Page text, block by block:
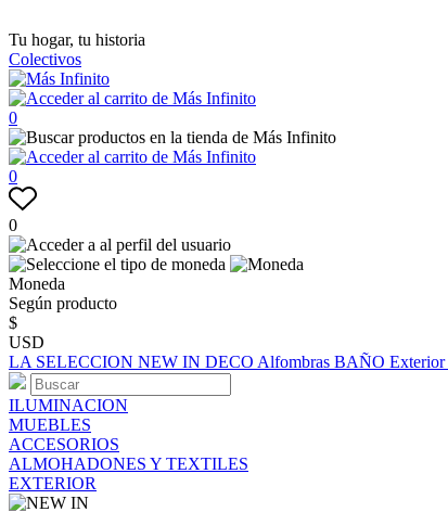
Tu hogar, tu historia
Colectivos
0
0
0
Moneda
Según producto
$
USD
LA SELECCION NEW IN DECO Alfombras BAÑO Exterior
ILUMINACION
MUEBLES
ACCESORIOS
ALMOHADONES Y TEXTILES
EXTERIOR